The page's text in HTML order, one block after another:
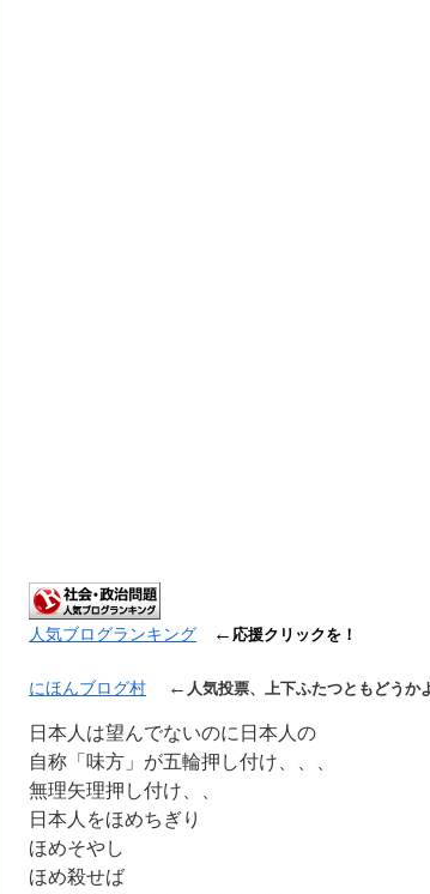
人気ブログランキング ← 応援クリックを！
にほんブログ村 ← 人気投票、上下ふたつともどうか
日本人は望んでないのに日本人の
自称「味方」が五輪押し付け、、、
無理矢理押し付け、、
日本人をほめちぎり
ほめそやし
ほめ殺せば